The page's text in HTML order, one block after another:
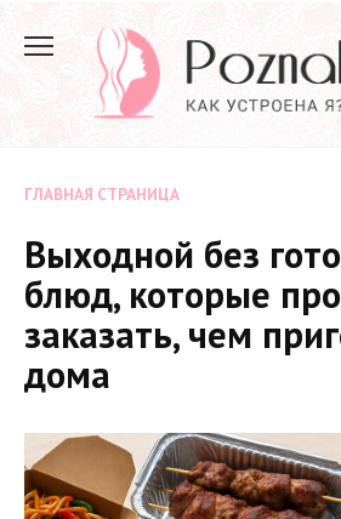
содержанию
ГЛАВНАЯ СТРАНИЦА
Выходной без
блюд, которые
заказать, чем
дома